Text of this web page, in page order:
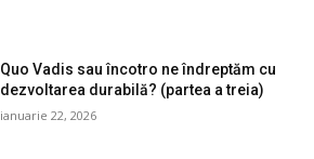
Quo Vadis sau încotro ne îndreptăm cu
dezvoltarea durabilă? (partea a treia)
ianuarie 22, 2026